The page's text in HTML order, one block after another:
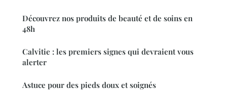
Découvrez nos produits de beauté et de soins en
48h
Calvitie : les premiers signes qui devraient vous
alerter
Astuce pour des pieds doux et soignés